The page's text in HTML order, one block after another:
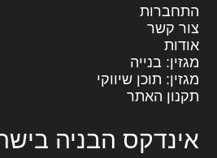
התחברות
צור קשר
אודות
מגזין: בנייה
מגזין: תוכן שיווקי
תקנון האתר
אינדקס הבניה